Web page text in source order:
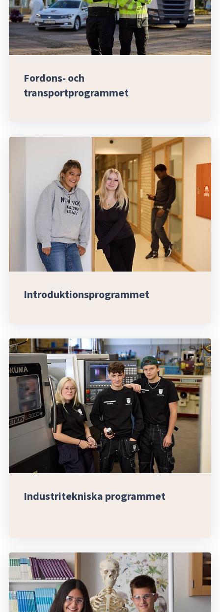
Fordons- och
transportprogrammet
Introduktionsprogrammet
Industritekniska programmet